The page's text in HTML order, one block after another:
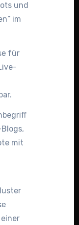
und
im
für
mit